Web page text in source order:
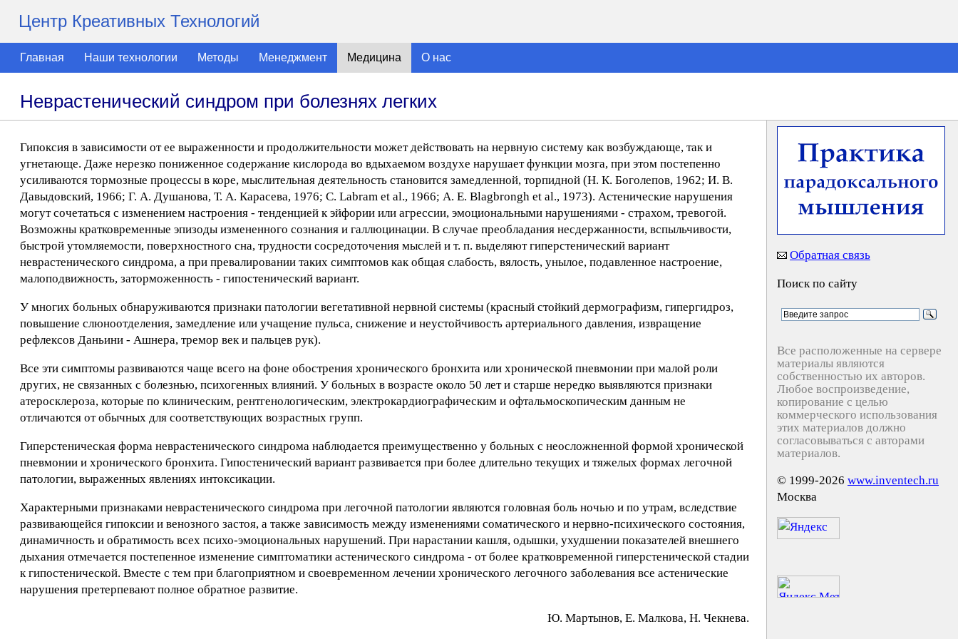
Центр Креативных Технологий
Главная Наши технологии Методы Менеджмент Медицина О нас
Неврастенический синдром при болезнях легких
Гипоксия в зависимости от ее выраженности и продолжительности может действовать на нервную систему как возбуждающе, так и
угнетающе. Даже нерезко пониженное содержание кислорода во вдыхаемом воздухе нарушает функции мозга, при этом постепенно
усиливаются тормозные процессы в коре, мыслительная деятельность становится замедленной, торпидной (Н. К. Боголепов, 1962; И. В.
Давыдовский, 1966; Г. А. Душанова, Т. А. Карасева, 1976; С. Labram et al., 1966; А. Е. Blagbrongh et al., 1973). Астенические нарушения
могут сочетаться с изменением настроения - тенденцией к эйфории или агрессии, эмоциональными нарушениями - страхом, тревогой.
Возможны кратковременные эпизоды измененного сознания и галлюцинации. В случае преобладания несдержанности, вспыльчивости,
быстрой утомляемости, поверхностного сна, трудности сосредоточения мыслей и т. п. выделяют гиперстенический вариант
неврастенического синдрома, а при превалировании таких симптомов как общая слабость, вялость, унылое, подавленное настроение,
малоподвижность, заторможенность - гипостенический вариант.
У многих больных обнаруживаются признаки патологии вегетативной нервной системы (красный стойкий дермографизм, гипергидроз,
повышение слюноотделения, замедление или учащение пульса, снижение и неустойчивость артериального давления, извращение
рефлексов Даньини - Ашнера, тремор век и пальцев рук).
Все эти симптомы развиваются чаще всего на фоне обострения хронического бронхита или хронической пневмонии при малой роли
других, не связанных с болезнью, психогенных влияний. У больных в возрасте около 50 лет и старше нередко выявляются признаки
атеросклероза, которые по клиническим, рентгенологическим, электрокардиографическим и офтальмоскопическим данным не
отличаются от обычных для соответствующих возрастных групп.
Гиперстеническая форма неврастенического синдрома наблюдается преимущественно у больных с неосложненной формой хронической
пневмонии и хронического бронхита. Гипостенический вариант развивается при более длительно текущих и тяжелых формах легочной
патологии, выраженных явлениях интоксикации.
Характерными признаками неврастенического синдрома при легочной патологии являются головная боль ночью и по утрам, вследствие
развивающейся гипоксии и венозного застоя, а также зависимость между изменениями соматического и нервно-психического состояния,
динамичность и обратимость всех психо-эмоциональных нарушений. При нарастании кашля, одышки, ухудшении показателей внешнего
дыхания отмечается постепенное изменение симптоматики астенического синдрома - от более кратковременной гиперстенической стадии
к гипостенической. Вместе с тем при благоприятном и своевременном лечении хронического легочного заболевания все астенические
нарушения претерпевают полное обратное развитие.
Ю. Mapтынoв, E. Maлкoвa, H. Чeкнeвa.
Обратная связь
Поиск по сайту
Все расположенные на сервере
материалы являются
собственностью их авторов.
Любое воспроизведение,
копирование с целью
коммерческого использования
этих материалов должно
согласовываться с авторами
материалов.
© 1999-2026 www.inventech.ru
Москва